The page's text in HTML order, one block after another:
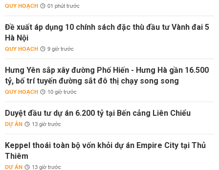
QUY HOẠCH 01 phút trước
Đề xuất áp dụng 10 chính sách đặc thù đầu tư Vành đai 5
Hà Nội
QUY HOẠCH 9 giờ trước
Hưng Yên sắp xây đường Phố Hiến - Hưng Hà gần 16.500
tỷ, bố trí tuyến đường sắt đô thị chạy song song
QUY HOẠCH 10 giờ trước
Duyệt đầu tư dự án 6.200 tỷ tại Bến cảng Liên Chiểu
DỰ ÁN 13 giờ trước
Keppel thoái toàn bộ vốn khỏi dự án Empire City tại Thủ
Thiêm
DỰ ÁN 13 giờ trước